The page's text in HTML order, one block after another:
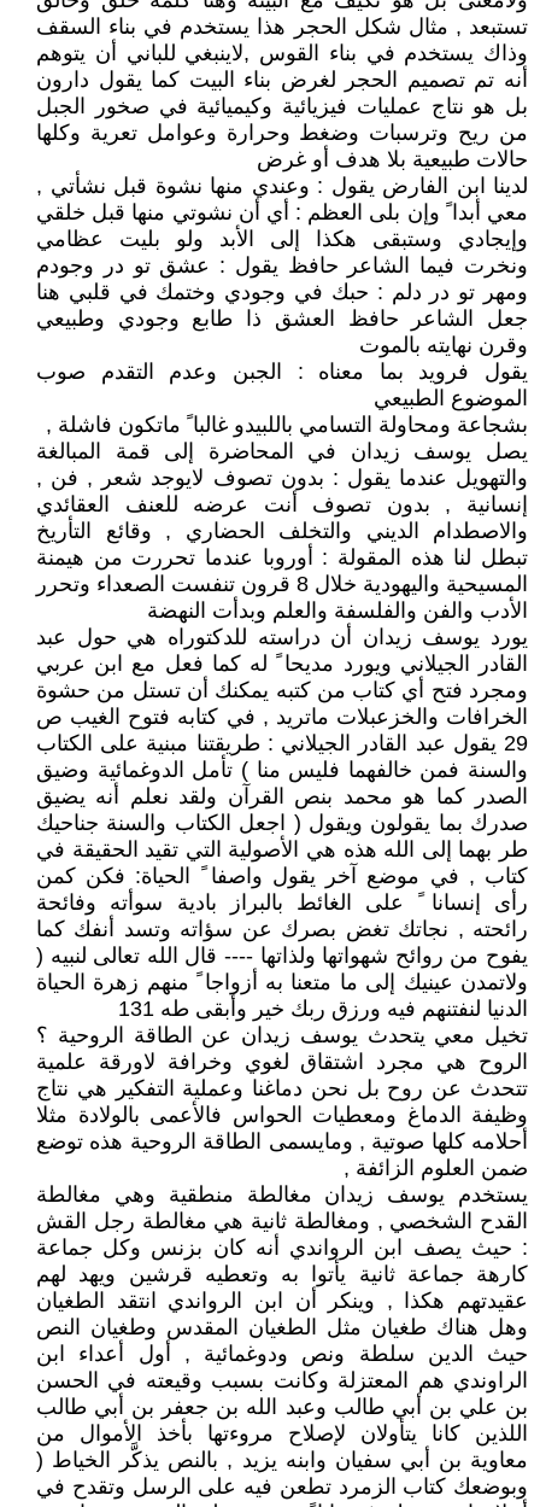
تستبعد , مثال شكل الحجر هذا يستخدم في بناء السقف
وذاك يستخدم في بناء القوس ,لاينبغي للباني أن يتوهم
أنه تم تصميم الحجر لغرض بناء البيت كما يقول دارون
بل هو نتاج عمليات فيزيائية وكيميائية في صخور الجبل
من ريح وترسبات وضغط وحرارة وعوامل تعرية وكلها
حالات طبيعية بلا هدف أو غرض
لدينا ابن الفارض يقول : وعندي منها نشوة قبل نشأتي ,
معي أبدا ً وإن بلى العظم : أي أن نشوتي منها قبل خلقي
وإيجادي وستبقى هكذا إلى الأبد ولو بليت عظامي
ونخرت فيما الشاعر حافظ يقول : عشق تو در وجودم
ومهر تو در دلم : حبك في وجودي وختمك في قلبي هنا
جعل الشاعر حافظ العشق ذا طابع وجودي وطبيعي
وقرن نهايته بالموت
يقول فرويد بما معناه : الجبن وعدم التقدم صوب
الموضوع الطبيعي
بشجاعة ومحاولة التسامي باللبيدو غالبا ً ماتكون فاشلة ,
يصل يوسف زيدان في المحاضرة إلى قمة المبالغة
والتهويل عندما يقول : بدون تصوف لايوجد شعر , فن ,
إنسانية , بدون تصوف أنت عرضه للعنف العقائدي
والاصطدام الديني والتخلف الحضاري , وقائع التأريخ
تبطل لنا هذه المقولة : أوروبا عندما تحررت من هيمنة
المسيحية واليهودية خلال 8 قرون تنفست الصعداء وتحرر
الأدب والفن والفلسفة والعلم وبدأت النهضة
يورد يوسف زيدان أن دراسته للدكتوراه هي حول عبد
القادر الجيلاني ويورد مديحا ً له كما فعل مع ابن عربي
ومجرد فتح أي كتاب من كتبه يمكنك أن تستل من حشوة
الخرافات والخزعبلات ماتريد , في كتابه فتوح الغيب ص
29 يقول عبد القادر الجيلاني : طريقتنا مبنية على الكتاب
والسنة فمن خالفهما فليس منا ) تأمل الدوغمائية وضيق
الصدر كما هو محمد بنص القرآن ولقد نعلم أنه يضيق
صدرك بما يقولون ويقول ( اجعل الكتاب والسنة جناحيك
طر بهما إلى الله هذه هي الأصولية التي تقيد الحقيقة في
كتاب , في موضع آخر يقول واصفا ً الحياة: فكن كمن
رأى إنسانا ً على الغائط بالبراز بادية سوأته وفائحة
رائحته , نجاتك تغض بصرك عن سؤاته وتسد أنفك كما
يفوح من روائح شهواتها ولذاتها ---- قال الله تعالى لنبيه (
ولاتمدن عينيك إلى ما متعنا به أزواجا ً منهم زهرة الحياة
الدنيا لنفتنهم فيه ورزق ربك خير وأبقى طه 131
تخيل معي يتحدث يوسف زيدان عن الطاقة الروحية ؟
الروح هي مجرد اشتقاق لغوي وخرافة لاورقة علمية
تتحدث عن روح بل نحن دماغنا وعملية التفكير هي نتاج
وظيفة الدماغ ومعطيات الحواس فالأعمى بالولادة مثلا
أحلامه كلها صوتية , ومايسمى الطاقة الروحية هذه توضع
ضمن العلوم الزائفة ,
يستخدم يوسف زيدان مغالطة منطقية وهي مغالطة
القدح الشخصي , ومغالطة ثانية هي مغالطة رجل القش
: حيث يصف ابن الرواندي أنه كان بزنس وكل جماعة
كارهة جماعة ثانية يأتوا به وتعطيه قرشين ويهد لهم
عقيدتهم هكذا , وينكر أن ابن الرواندي انتقد الطغيان
وهل هناك طغيان مثل الطغيان المقدس وطغيان النص
حيث الدين سلطة ونص ودوغمائية , أول أعداء ابن
الراوندي هم المعتزلة وكانت بسبب وقيعته في الحسن
بن علي بن أبي طالب وعبد الله بن جعفر بن أبي طالب
اللذين كانا يتأولان لإصلاح مروءتها بأخذ الأموال من
معاوية بن أبي سفيان وابنه يزيد , بالنص يذكَّر الخياط (
وبوضعك كتاب الزمرد تطعن فيه على الرسل وتقدح في